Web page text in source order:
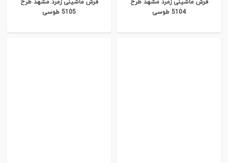
فرش ماشینی زمرد مشهد طرح
5104 طوسی
فرش ماشینی زمرد مشهد طرح
5105 طوسی